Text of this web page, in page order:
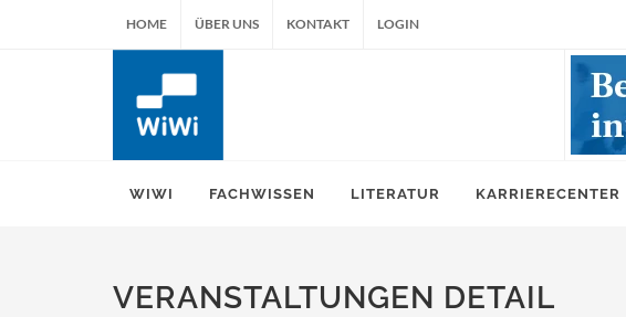
HOME ÜBER UNS KONTAKT LOGIN
WIWI FACHWISSEN LITERATUR KARRIERECENTER
VERANSTALTUNGEN DETAIL